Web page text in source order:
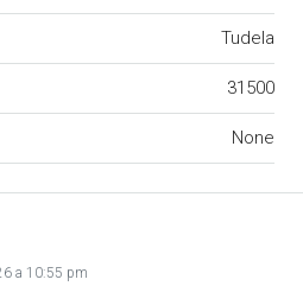
Tudela
31500
None
a 10:55 pm